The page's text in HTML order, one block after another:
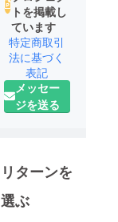
トを掲載し
ています
特定商取引
法に基づく
表記
メッセー
ジを送る
リターンを
選ぶ